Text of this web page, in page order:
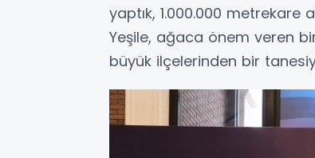
yaptık, 1.000.000 metrekare
Yeşile, ağaca önem veren
büyük ilçelerinden bir